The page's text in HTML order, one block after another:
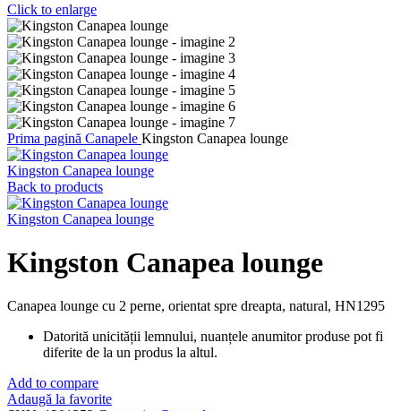
Click to enlarge
Prima pagină Canapele Kingston Canapea lounge
Kingston Canapea lounge
Back to products
Kingston Canapea lounge
Kingston Canapea lounge
Canapea lounge cu 2 perne, orientat spre dreapta, natural, HN1295
Datorită unicității lemnului, nuanțele anumitor produse pot fi
diferite de la un produs la altul.
Add to compare
Adaugă la favorite